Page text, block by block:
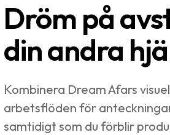
Dröm på
din andra
Kombinera Dream Afars
arbetsflöden för
samtidigt som du förblir